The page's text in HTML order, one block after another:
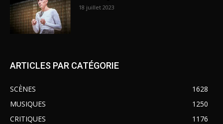
18 juillet 2023
ARTICLES PAR CATÉGORIE
SCÈNES
1628
MUSIQUES
1250
CRITIQUES
1176